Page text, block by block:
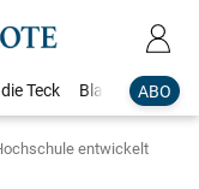
ABO
Teck Blaulicht
entwickelt